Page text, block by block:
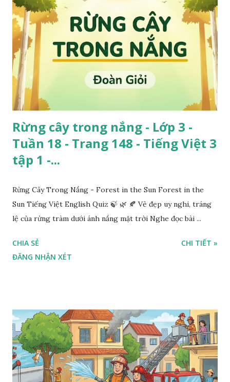
Rừng cây trong nắng - Lớp 3 -
Tuần 18 - Trang 148 - Tiếng Việt 3
tập 1 -...
Rừng Cây Trong Nắng - Forest in the Sun Forest in the
Sun Tiếng Việt English Quiz 🍃 🌿 🍂 Vẻ đẹp uy nghi, tráng
lệ của rừng tràm dưới ánh nắng mặt trời Nghe đọc bài ...
CHIA SẺ
ĐĂNG NHẬN XÉT
CHI TIẾT »